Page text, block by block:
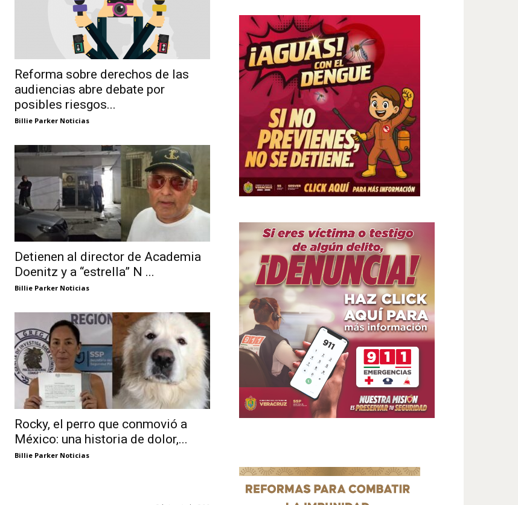
Reforma sobre derechos de las
audiencias abre debate por
posibles riesgos...
Billie Parker Noticias
Detienen al director de Academia
Doenitz y a “estrella” N ...
Billie Parker Noticias
Rocky, el perro que conmovió a
México: una historia de dolor,...
Billie Parker Noticias